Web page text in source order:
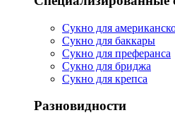
Сукно для
Сукно для баккары
Сукно для преферанса
Сукно для бриджа
Сукно для крепса
Разновидности